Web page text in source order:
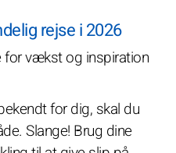
rejse i 2026
for vækst og inspiration
for dig, skal du
Slange! Brug dine